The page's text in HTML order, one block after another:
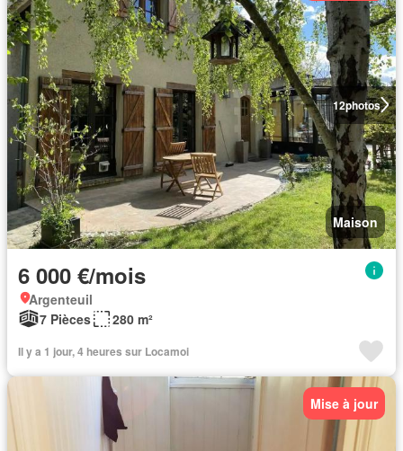
12photos
Maison
6 000 €/mois
Argenteuil
7 Pièces
280 m²
Il y a 1 jour, 4 heures sur Locamoi
Mise à jour